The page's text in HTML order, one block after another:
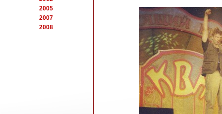
2005
2007
2008